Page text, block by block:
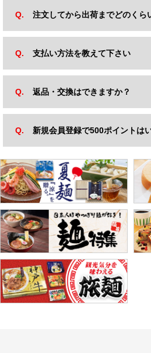
注文してから出荷までどのくら
支払い方法を教えて下さい
返品・交換はできますか？
新規会員登録で500ポイントは